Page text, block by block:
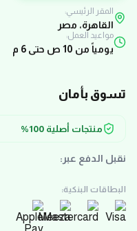
المقر الرئيسي:
القاهرة، مصر
مواعيد العمل:
يومياً من 10 ص حتى 6 م
تسوق بأمان
منتجات أصلية 100%
نقبل الدفع عبر:
البطاقات البنكية: